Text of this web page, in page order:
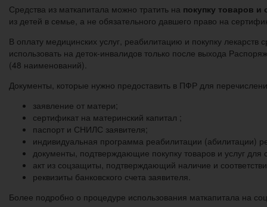
Средства из маткапитала можно тратить на покупку товаров и
из детей в семье, а не обязательного давшего право на
В оплату медицинских услуг, реабилитацию и покупку лекарств
использовать на деток-инвалидов только после выхода
(48 наименований).
Документы, которые нужно предоставить в ПФР для
заявление от матери;
сертификат на материнский капитал ;
паспорт и СНИЛС заявителя;
индивидуальная программа реабилитации (абилитации)
документы, подтверждающие покупку товаров и услуг для
акт из соцзащиты, подтверждающий наличие и
реквизиты банковского счета заявителя.
Более подробно о процедуре использования маткапитала на